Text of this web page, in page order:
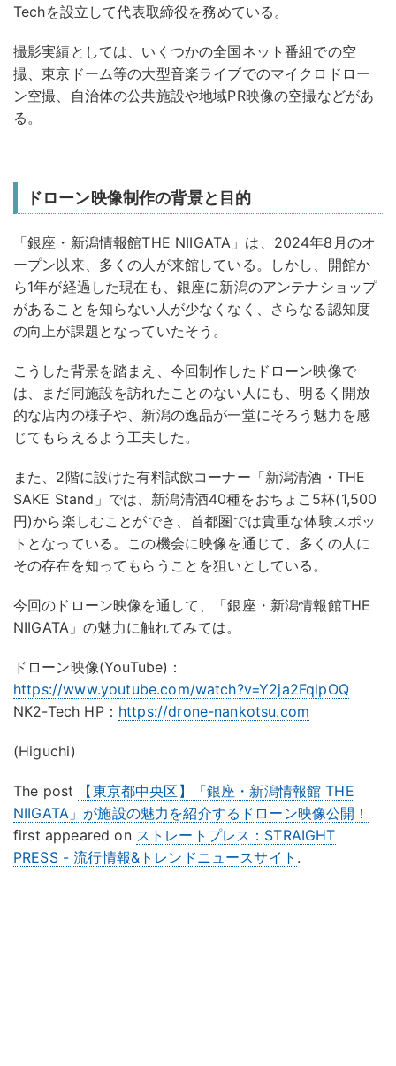
Techを設立して代表取締役を務めている。
撮影実績としては、いくつかの全国ネット番組での空
撮、東京ドーム等の大型音楽ライブでのマイクロドロー
ン空撮、自治体の公共施設や地域PR映像の空撮などがあ
る。
ドローン映像制作の背景と目的
「銀座・新潟情報館THE NIIGATA」は、2024年8月のオ
ープン以来、多くの人が来館している。しかし、開館か
ら1年が経過した現在も、銀座に新潟のアンテナショップ
があることを知らない人が少なくなく、さらなる認知度
の向上が課題となっていたそう。
こうした背景を踏まえ、今回制作したドローン映像で
は、まだ同施設を訪れたことのない人にも、明るく開放
的な店内の様子や、新潟の逸品が一堂にそろう魅力を感
じてもらえるよう工夫した。
また、2階に設けた有料試飲コーナー「新潟清酒・THE
SAKE Stand」では、新潟清酒40種をおちょこ5杯(1,500
円)から楽しむことができ、首都圏では貴重な体験スポッ
トとなっている。この機会に映像を通じて、多くの人に
その存在を知ってもらうことを狙いとしている。
今回のドローン映像を通して、「銀座・新潟情報館THE
NIIGATA」の魅力に触れてみては。
ドローン映像(YouTube)：
https://www.youtube.com/watch?v=Y2ja2FqlpOQ
NK2-Tech HP： https://drone-nankotsu.com
(Higuchi)
The post
【東京都中央区】「銀座・新潟情報館 THE
NIIGATA」が施設の魅力を紹介するドローン映像公開！
first appeared on ストレートプレス：STRAIGHT
PRESS - 流行情報&トレンドニュースサイト .